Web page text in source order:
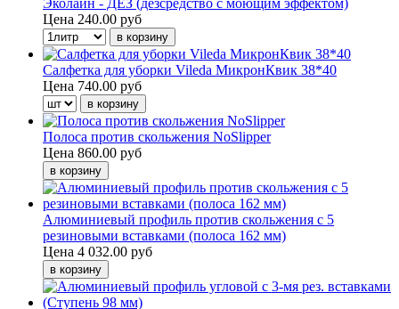
Цена 240.00 руб
Салфетка для уборки Vileda МикронКвик 38*40
Цена 740.00 руб
Полоса против скольжения NoSlipper
Цена 860.00 руб
Алюминиевый профиль против скольжения с 5
резиновыми вставками (полоса 162 мм)
Цена 4 032.00 руб